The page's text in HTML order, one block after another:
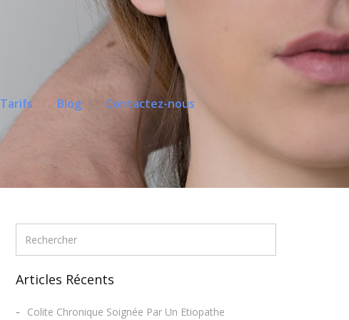
Tarifs Blog Contactez-nous
Articles Récents
Colite Chronique Soignée Par Un Etiopathe